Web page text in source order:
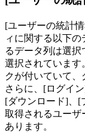
[ユーザーの統計
ィに関する以下
るデータ列は選
選択されています
クが付いていて、
さらに、[ログイ
[ダウンロード]、[
取得されるユーザ
あります。